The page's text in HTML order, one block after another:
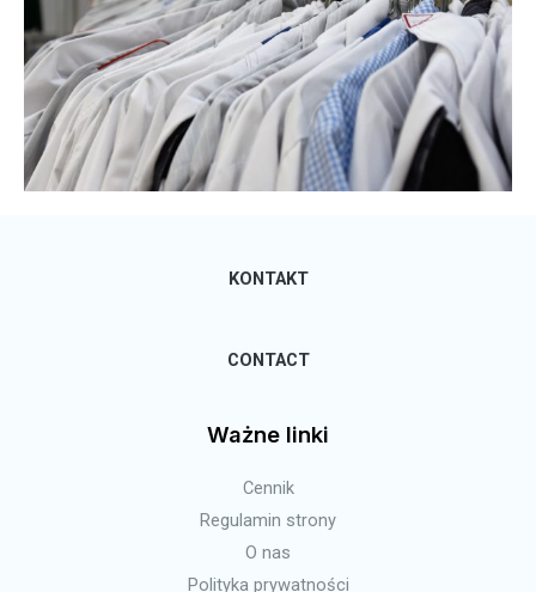
KONTAKT
CONTACT
Ważne linki
Cennik
Regulamin strony
O nas
Polityka prywatności